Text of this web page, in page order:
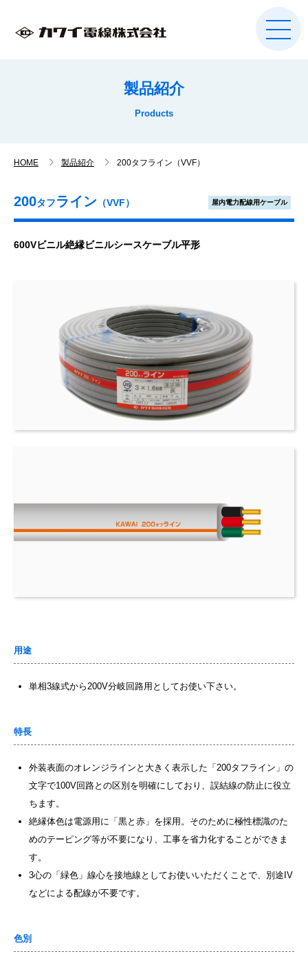
製品紹介
Products
HOME 製品紹介 200タフライン（VVF）
屋内電力配線用ケーブル
200タフライン （VVF）
600Vビニル絶縁ビニルシースケーブル平形
用途
単相3線式から200V分岐回路用としてお使い下さい。
特長
外装表面のオレンジラインと大きく表示した「200タフライン」の
文字で100V回路との区別を明確にしており、誤結線の防止に役立
ちます。
絶縁体色は電源用に「黒と赤」を採用。そのために極性標識のた
めのテーピング等が不要になり、工事を省力化することができま
す。
3心の「緑色」線心を接地線としてお使いいただくことで、別途IV
などによる配線が不要です。
色別